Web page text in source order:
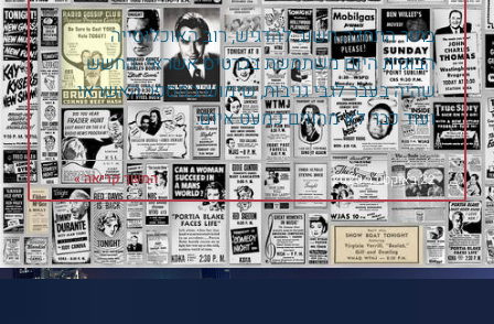
בתור התחלה חשוב להדגיש, רוב האוכלוסייה
הבוגרת היום משתמשת בכרטיס אשראי. החשש
שהיה בעבר לגבי גניבות, שימוש במספר האשראי
ועוד כבר לא מהווים כמעט איום.
המשך קריאה » 22 באוקטובר 2020